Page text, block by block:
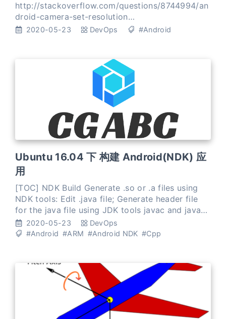
http://stackoverflow.com/questions/8744994/an
droid-camera-set-resolution
http://stackoverflow.com/questions/10913181/ca
2020-05-23 DevOps #Android
Ubuntu 16.04 下 构建 Android(NDK) 应
用
[TOC] NDK Build Generate .so or .a files using
NDK tools: Edit .java file; Generate header file
for the java file using JDK tools javac and javah;
123# 在 `src` 目录下javac
com/ndk/test/OpenCVTest.javaja
2020-05-23
DevOps
#Android #ARM #Android NDK #Cpp